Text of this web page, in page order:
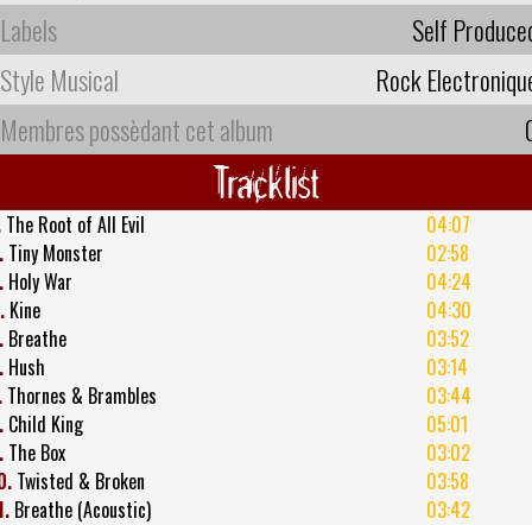
Labels
Self
Style Musical
Rock
Membres possèdant cet album
Tracklist
The Root of All Evil
04:07
Tiny Monster
02:58
Holy War
04:24
Kine
04:30
Breathe
03:52
Hush
03:14
Thornes & Brambles
03:44
Child King
05:01
The Box
03:02
Twisted & Broken
03:58
Breathe (Acoustic)
03:42